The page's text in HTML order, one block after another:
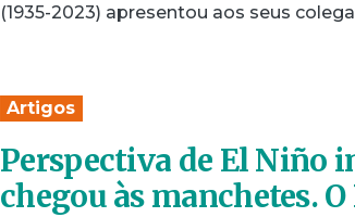
(1935-2023) apresentou aos seus
Artigos
Perspectiva de El Niño
chegou às manchetes.